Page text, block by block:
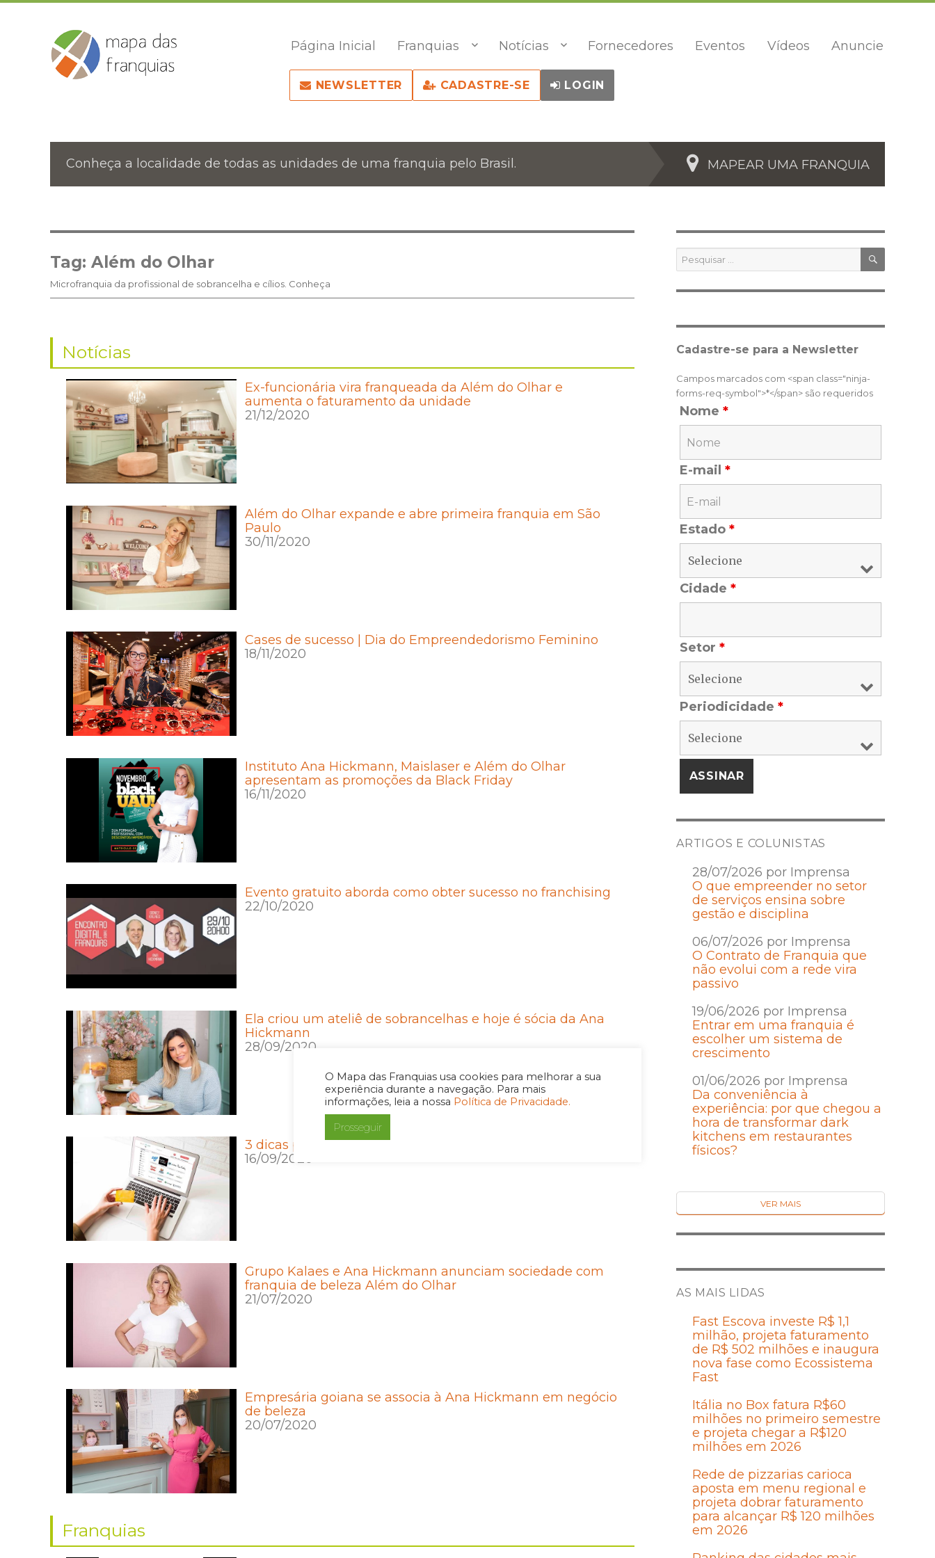
O Mapa das Franquias usa cookies para melhorar a sua
experiência durante a navegação. Para mais
informações, leia a nossa Política de Privacidade.
Prosseguir
Página Inicial Franquias Notícias Fornecedores Eventos Vídeos Anuncie
NEWSLETTER CADASTRE-SE LOGIN
Conheça a localidade de todas as unidades de uma franquia pelo Brasil. MAPEAR UMA FRANQUIA
Tag: Além do Olhar
Microfranquia da profissional de sobrancelha e cílios. Conheça
Notícias
Ex-funcionária vira franqueada da Além do Olhar e
aumenta o faturamento da unidade
21/12/2020
Além do Olhar expande e abre primeira franquia em São
Paulo
30/11/2020
Cases de sucesso | Dia do Empreendedorismo Feminino
18/11/2020
Instituto Ana Hickmann, Maislaser e Além do Olhar
apresentam as promoções da Black Friday
16/11/2020
Evento gratuito aborda como obter sucesso no franchising
22/10/2020
Ela criou um ateliê de sobrancelhas e hoje é sócia da Ana
Hickmann
28/09/2020
3 dicas para fidelizar clientes em redes de franquia
16/09/2020
Grupo Kalaes e Ana Hickmann anunciam sociedade com
franquia de beleza Além do Olhar
21/07/2020
Empresária goiana se associa à Ana Hickmann em negócio
de beleza
20/07/2020
Franquias
Pesquisar
por:
Cadastre-se para a Newsletter
Campos marcados com <span class="ninja-
forms-req-symbol">*</span> são requeridos
Nome *
E-mail *
Estado *
Cidade *
Setor *
Periodicidade *
ARTIGOS E COLUNISTAS
28/07/2026 por Imprensa
O que empreender no setor
de serviços ensina sobre
gestão e disciplina
06/07/2026 por Imprensa
O Contrato de Franquia que
não evolui com a rede vira
passivo
19/06/2026 por Imprensa
Entrar em uma franquia é
escolher um sistema de
crescimento
01/06/2026 por Imprensa
Da conveniência à
experiência: por que chegou a
hora de transformar dark
kitchens em restaurantes
físicos?
VER MAIS
AS MAIS LIDAS
Fast Escova investe R$ 1,1
milhão, projeta faturamento
de R$ 502 milhões e inaugura
nova fase como Ecossistema
Fast
Itália no Box fatura R$60
milhões no primeiro semestre
e projeta chegar a R$120
milhões em 2026
Rede de pizzarias carioca
aposta em menu regional e
projeta dobrar faturamento
para alcançar R$ 120 milhões
em 2026